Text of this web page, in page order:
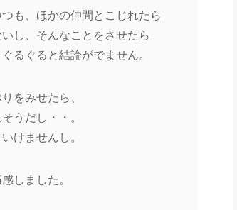
も、ほかの仲間とこじれたら
し、そんなことをさせたら
るぐると結論がでません。
をみせたら、
うだし・・。
けませんし。
しました。